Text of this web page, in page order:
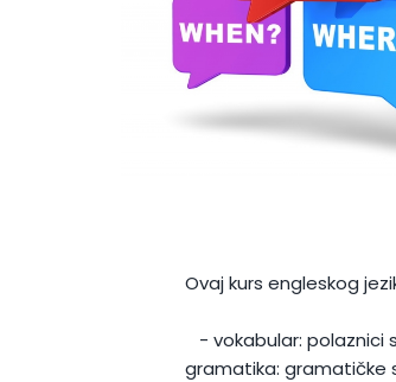
Ovaj kurs engleskog
- vokabular: polaznici
gramatika: gramatičke